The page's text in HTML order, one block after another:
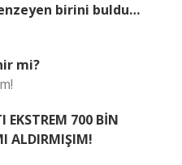
birini buldu…
mi?
EKSTREM 700 BİN
ALDIRMIŞIM!